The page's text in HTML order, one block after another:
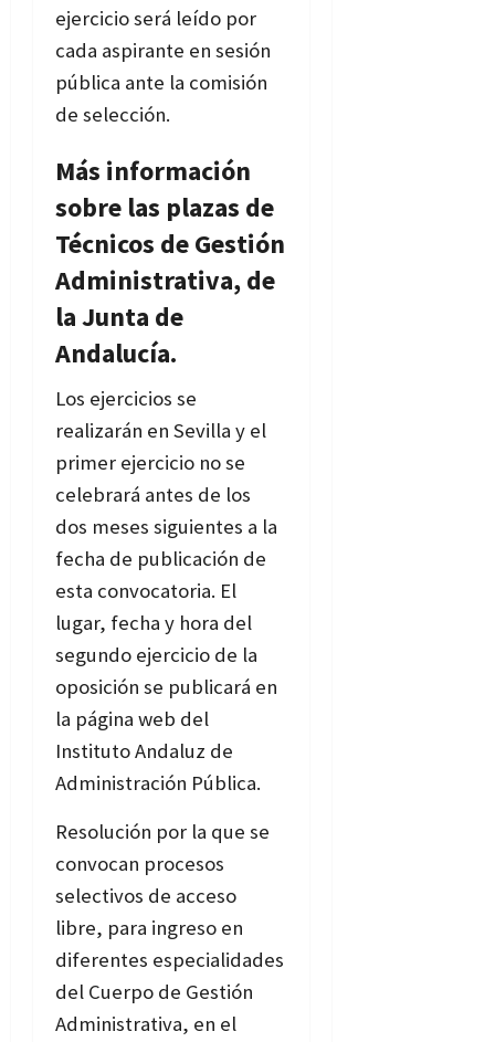
ejercicio será leído por
cada aspirante en sesión
pública ante la comisión
de selección.
Más información
sobre las plazas de
Técnicos de Gestión
Administrativa, de
la Junta de
Andalucía.
Los ejercicios se
realizarán en Sevilla y el
primer ejercicio no se
celebrará antes de los
dos meses siguientes a la
fecha de publicación de
esta convocatoria. El
lugar, fecha y hora del
segundo ejercicio de la
oposición se publicará en
la página web del
Instituto Andaluz de
Administración Pública.
Resolución por la que se
convocan procesos
selectivos de acceso
libre, para ingreso en
diferentes especialidades
del Cuerpo de Gestión
Administrativa, en el